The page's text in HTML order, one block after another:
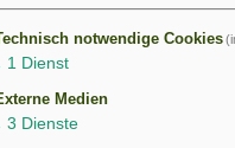
notwendige Cookies
1 Dienst
Medien
3 Dienste